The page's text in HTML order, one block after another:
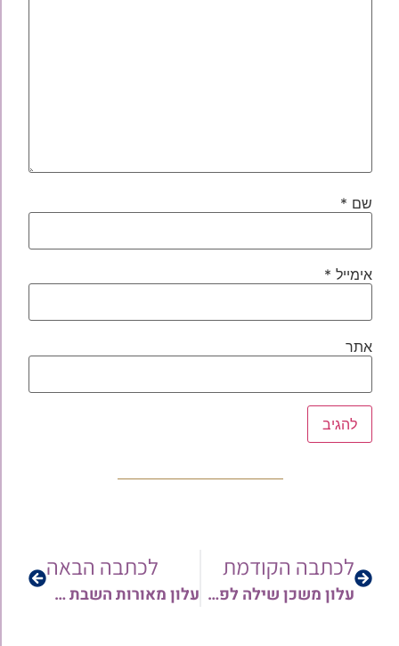
שם *
אימייל *
אתר
לכתבה הקודמת
עלון משכן שילה לפרשת נצבים תשפ"ב
לכתבה הבאה
עלון מאורות השבת לפרשת נצבים תשפ"ב